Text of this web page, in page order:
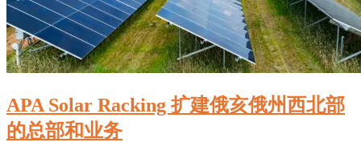
APA Solar Racking 扩建俄亥俄州西北部
的总部和业务